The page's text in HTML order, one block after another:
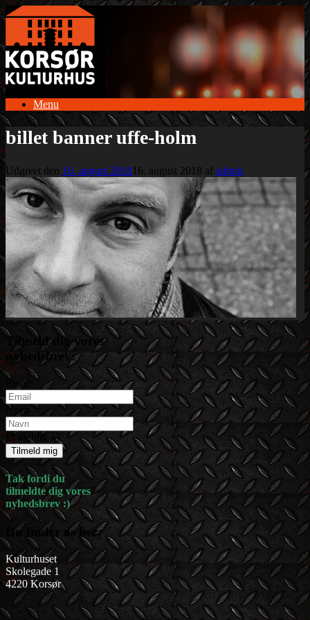
Gå
til
indhold
Menu
billet banner uffe-holm
Udgivet den 16. august 2018 16. august 2018 af admin
Tilmeld dig vores
nyhedsbrev:
Email
Navn
Et øjeblik :-)
Tilmeld mig
Tak fordi du
tilmeldte dig vores
nyhedsbrev :)
Du finder os her:
Kulturhuset
Skolegade 1
4220 Korsør